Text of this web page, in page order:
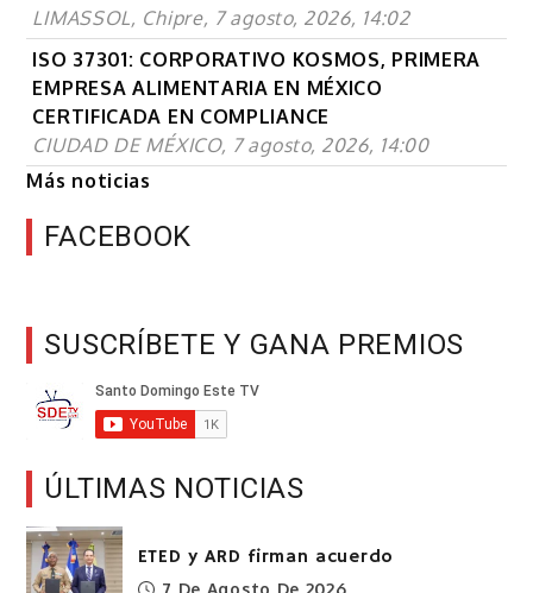
LIMASSOL, Chipre, 7 agosto, 2026, 14:02
ISO 37301: CORPORATIVO KOSMOS, PRIMERA
EMPRESA ALIMENTARIA EN MÉXICO
CERTIFICADA EN COMPLIANCE
CIUDAD DE MÉXICO, 7 agosto, 2026, 14:00
Más noticias
FACEBOOK
SUSCRÍBETE Y GANA PREMIOS
ÚLTIMAS NOTICIAS
ETED y ARD firman acuerdo